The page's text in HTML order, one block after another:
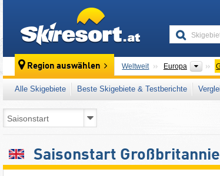
Region auswählen Weltweit Europa
Alle Skigebiete Beste Skigebiete & Testberichte
Saisonstart